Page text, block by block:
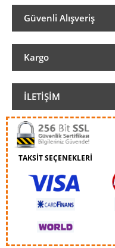
Güvenli Alışveriş
Kargo
İLETIŞIM
TAKSİT SEÇENEKLERİ